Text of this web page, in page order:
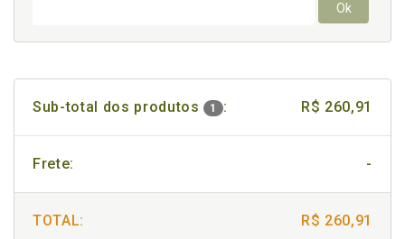
Ok
Sub-total dos produtos 1 : R$ 260,91
Frete: -
TOTAL: R$ 260,91